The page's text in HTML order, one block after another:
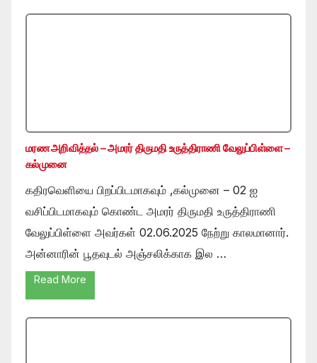
மரண அறிவித்தல் – அமரர் திருமதி உருத்திராணி வேலுப்பிள்ளை –
கல்முனை
கதிரவெளியை பிறப்பிடமாகவும் ,கல்முனை – 02 ஐ
வசிப்பிடமாகவும் கொண்ட அமரர் திருமதி உருத்திராணி
வேலுப்பிள்ளை அவர்கள் 02.06.2025 நேற்று காலமானார்.
அன்னாரின் பூதவுடல் அஞ்சலிக்காக இல …
Read More